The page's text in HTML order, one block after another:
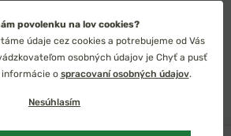
Obchodné podmienky
osobných údajov
riešenie: Simplia s.r.o.
dizajn: Petr Široký
povolenku na lov cookies?
údaje cez cookies a potrebujeme od Vás
osobných údajov je Chyť a pusť
informácie o spracovaní osobných údajov.
Nesúhlasím